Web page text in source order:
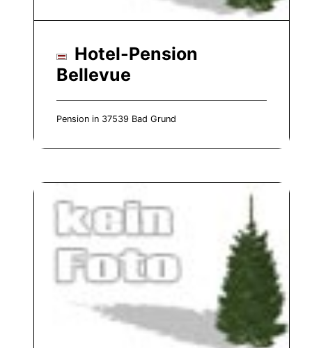
Hotel-Pension
Bellevue
Pension in 37539 Bad Grund